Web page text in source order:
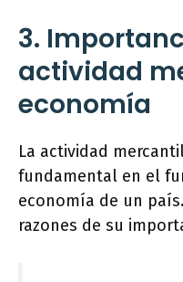
3.
actividad
economía
La actividad
fundamental en el
economía de un
razones de su